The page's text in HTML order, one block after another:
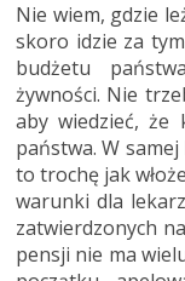
Nie wiem, gdzie
skoro idzie za
budżetu
żywności. Nie
aby wiedzieć,
państwa. W
to trochę jak
warunki dla
zatwierdzonych
pensji nie ma